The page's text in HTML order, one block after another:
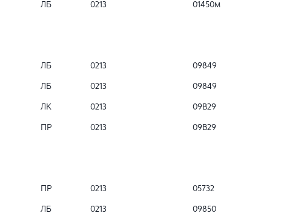
ЛБ 0213 01450м
ЛБ 0213 09849
ЛБ 0213 09849
ЛК 0213 09B29
ПР 0213 09B29
ПР 0213 05732
ЛБ 0213 09850